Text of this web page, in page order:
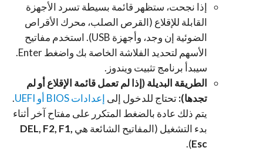
إذا نجحت، ستظهر قائمة بسيطة تسرد الأجهزة
القابلة للإقلاع (القرص الصلب، محرك الأقراص
الضوئية إن وجد، وأجهزة USB). استخدم مفاتيح
الأسهم لتحديد الفلاشة الخاصة بك واضغط Enter.
سيبدأ برنامج تثبيت ويندوز.
الطريقة البديلة (إذا لم تعمل قائمة الإقلاع أو لم
تجدها):تحتاج للدخول إلى إعدادات BIOS أو UEFI
.
يتم ذلك عادة بالضغط المتكرر على مفتاح آخر أثناء
بدء التشغيل (المفاتيح الشائعة هي DEL, F2, F1,
Esc
).